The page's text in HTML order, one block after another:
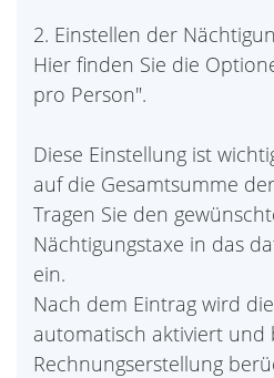
2. Einstellen der
Hier finden Sie die
pro Person".
Diese Einstellung ist
auf die Gesamtsumme
Tragen Sie den
Nächtigungstaxe in das
ein.
Nach dem Eintrag wird
automatisch aktiviert und
Rechnungserstellung